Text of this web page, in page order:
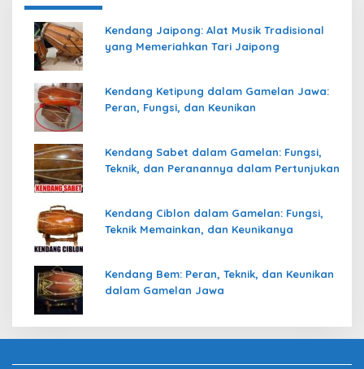
Kendang Jaipong: Alat Musik Tradisional
yang Memeriahkan Tari Jaipong
Kendang Ketipung dalam Gamelan Jawa:
Peran, Fungsi, dan Keunikan
Kendang Sabet dalam Gamelan: Fungsi,
Teknik, dan Peranannya dalam Pertunjukan
Kendang Ciblon dalam Gamelan: Fungsi,
Teknik Memainkan, dan Keunikanya
Kendang Bem: Peran, Teknik, dan Keunikan
dalam Gamelan Jawa